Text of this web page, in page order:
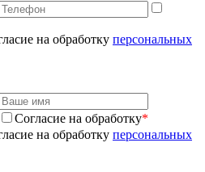
на обработку персональных
Согласие на обработку*
на обработку персональных